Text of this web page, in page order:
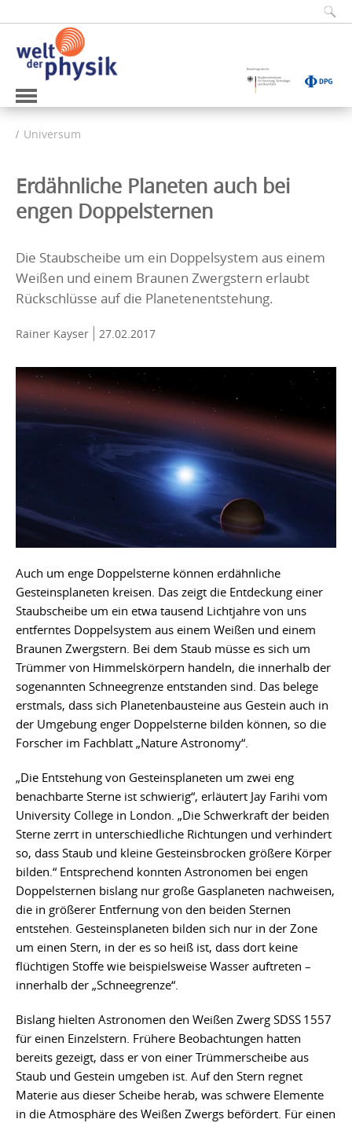
Universum
Erdähnliche Planeten auch bei
engen Doppelsternen
Die Staubscheibe um ein Doppelsystem aus einem
Weißen und einem Braunen Zwergstern erlaubt
Rückschlüsse auf die Planetenentstehung.
Rainer Kayser 27.02.2017
Auch um enge Doppelsterne können erdähnliche
Gesteinsplaneten kreisen. Das zeigt die Entdeckung einer
Staubscheibe um ein etwa tausend Lichtjahre von uns
entferntes Doppelsystem aus einem Weißen und einem
Braunen Zwergstern. Bei dem Staub müsse es sich um
Trümmer von Himmelskörpern handeln, die innerhalb der
sogenannten Schneegrenze entstanden sind. Das belege
erstmals, dass sich Planetenbausteine aus Gestein auch in
der Umgebung enger Doppelsterne bilden können, so die
Forscher im Fachblatt „Nature Astronomy“.
„Die Entstehung von Gesteinsplaneten um zwei eng
benachbarte Sterne ist schwierig“, erläutert Jay Farihi vom
University College in London. „Die Schwerkraft der beiden
Sterne zerrt in unterschiedliche Richtungen und verhindert
so, dass Staub und kleine Gesteinsbrocken größere Körper
bilden.“ Entsprechend konnten Astronomen bei engen
Doppelsternen bislang nur große Gasplaneten nachweisen,
die in größerer Entfernung von den beiden Sternen
entstehen. Gesteinsplaneten bilden sich nur in der Zone
um einen Stern, in der es so heiß ist, dass dort keine
flüchtigen Stoffe wie beispielsweise Wasser auftreten –
innerhalb der „Schneegrenze“.
Bislang hielten Astronomen den Weißen Zwerg SDSS 1557
für einen Einzelstern. Frühere Beobachtungen hatten
bereits gezeigt, dass er von einer Trümmerscheibe aus
Staub und Gestein umgeben ist. Auf den Stern regnet
Materie aus dieser Scheibe herab, was schwere Elemente
in die Atmosphäre des Weißen Zwergs befördert. Für einen